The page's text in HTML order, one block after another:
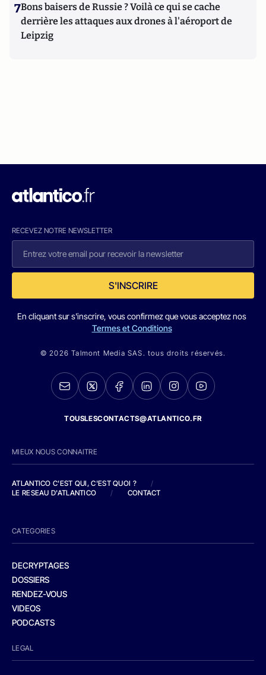
7Bons baisers de Russie ? Voilà ce qui se cache
derrière les attaques aux drones à l'aéroport de
Leipzig
RECEVEZ NOTRE NEWSLETTER
S'INSCRIRE
En cliquant sur s'inscrire, vous confirmez que vous acceptez nos
Termes et Conditions
© 2026 Talmont Media SAS. tous droits réservés.
TOUSLESCONTACTS@ATLANTICO.FR
MIEUX NOUS CONNAITRE
ATLANTICO C'EST QUI, C'EST QUOI ?
/
LE RESEAU D'ATLANTICO
/ CONTACT
CATEGORIES
DECRYPTAGES
DOSSIERS
RENDEZ-VOUS
VIDEOS
PODCASTS
LEGAL